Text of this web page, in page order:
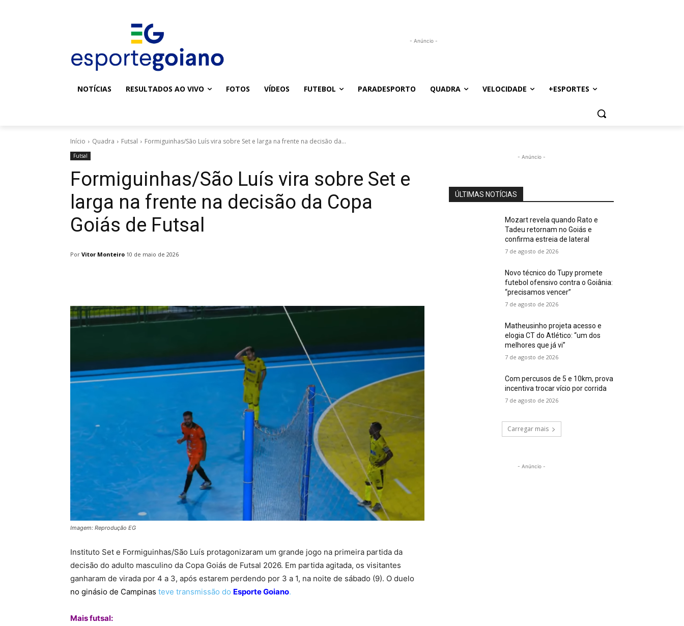
- Anúncio -
NOTÍCIAS RESULTADOS AO VIVO FOTOS VÍDEOS FUTEBOL PARADESPORTO QUADRA VELOCIDADE +ESPORTES
Início Quadra Futsal Formiguinhas/São Luís vira sobre Set e larga na frente na decisão da...
Futsal
Formiguinhas/São Luís vira sobre Set e
larga na frente na decisão da Copa
Goiás de Futsal
Por Vitor Monteiro 10 de maio de 2026
Imagem: Reprodução EG
Instituto Set e Formiguinhas/São Luís protagonizaram um grande jogo na primeira partida da
decisão do adulto masculino da Copa Goiás de Futsal 2026. Em partida agitada, os visitantes
ganharam de virada por 4 a 3, após estarem perdendo por 3 a 1, na noite de sábado (9). O duelo
no ginásio de Campinas teve transmissão do Esporte Goiano.
Mais futsal:
- Anúncio -
ÚLTIMAS NOTÍCIAS
Mozart revela quando Rato e
Tadeu retornam no Goiás e
confirma estreia de lateral
7 de agosto de 2026
Novo técnico do Tupy promete
futebol ofensivo contra o Goiânia:
“precisamos vencer”
7 de agosto de 2026
Matheusinho projeta acesso e
elogia CT do Atlético: “um dos
melhores que já vi”
7 de agosto de 2026
Com percusos de 5 e 10km, prova
incentiva trocar vício por corrida
7 de agosto de 2026
Carregar mais
- Anúncio -